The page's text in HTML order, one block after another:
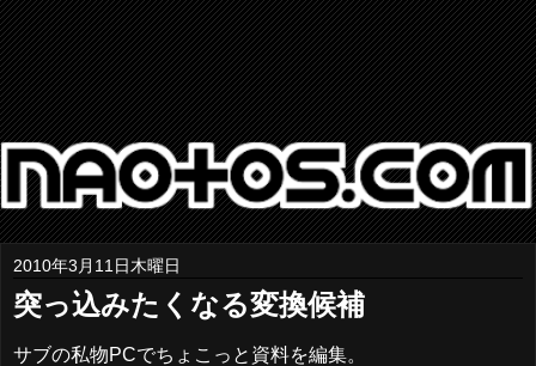
2010年3月11日木曜日
突っ込みたくなる変換候補
サブの私物PCでちょこっと資料を編集。